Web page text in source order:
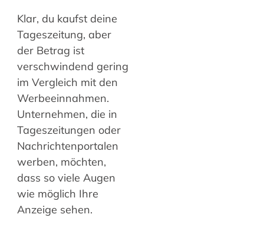
Klar, du kaufst deine
Tageszeitung, aber
der Betrag ist
verschwindend gering
im Vergleich mit den
Werbeeinnahmen.
Unternehmen, die in
Tageszeitungen oder
Nachrichtenportalen
werben, möchten,
dass so viele Augen
wie möglich Ihre
Anzeige sehen.